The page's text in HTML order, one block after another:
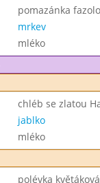
pomazánka
mrkev
mléko
chléb se zlatou
jablko
mléko
polévka květáková